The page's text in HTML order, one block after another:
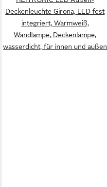
Deckenleuchte Girona, LED fest
integriert, Warmweiß,
Wandlampe, Deckenlampe,
wasserdicht, für innen und außen